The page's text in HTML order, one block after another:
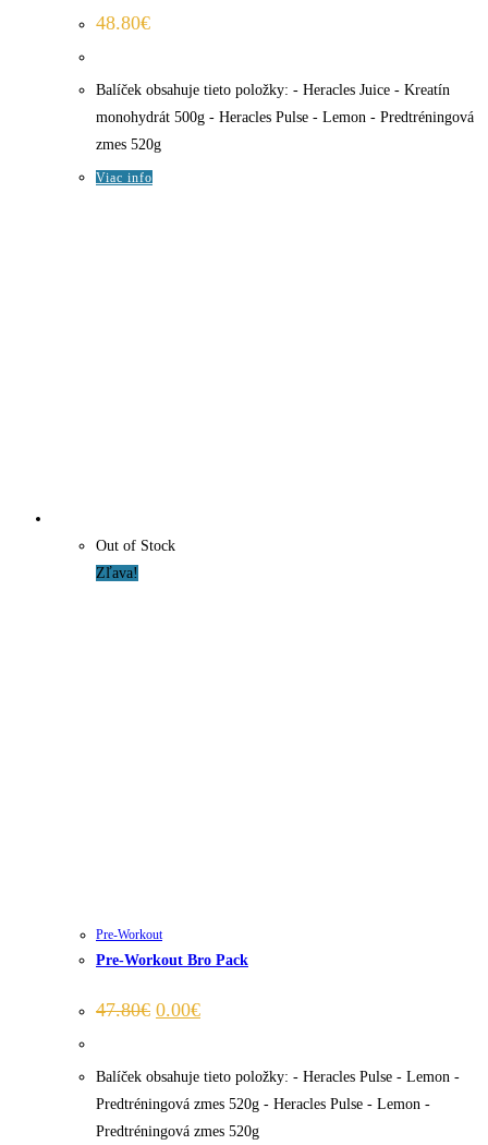
48.80€
Balíček obsahuje tieto položky: - Heracles Juice - Kreatín
monohydrát 500g - Heracles Pulse - Lemon - Predtréningová
zmes 520g
Viac info
Out of Stock
Zľava!
Pre-Workout
Pre-Workout Bro Pack
47.80€ Pôvodná
47.80€.
0.00€Aktuálna
0.00€.
Balíček obsahuje tieto položky: - Heracles Pulse - Lemon -
Predtréningová zmes 520g - Heracles Pulse - Lemon -
Predtréningová zmes 520g